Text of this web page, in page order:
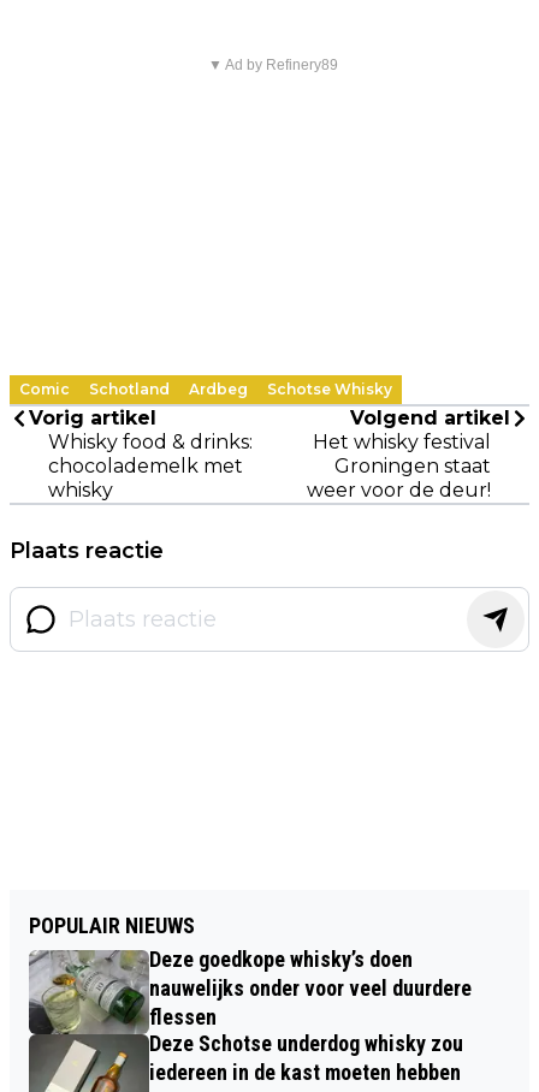
▼ Ad by Refinery89
Comic Schotland Ardbeg Schotse Whisky
Vorig artikel
Whisky food & drinks:
chocolademelk met
whisky
Volgend artikel
Het whisky festival
Groningen staat
weer voor de deur!
Plaats reactie
POPULAIR NIEUWS
Deze goedkope whisky’s doen
nauwelijks onder voor veel duurdere
flessen
Deze Schotse underdog whisky zou
iedereen in de kast moeten hebben